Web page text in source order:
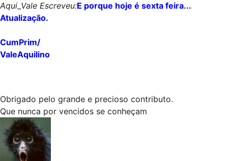
Aqui_Vale Escreveu:E porque hoje é sexta feira...
Atualização.
CumPrim/
ValeAquilino
Obrigado pelo grande e precioso contributo.
Que nunca por vencidos se conheçam